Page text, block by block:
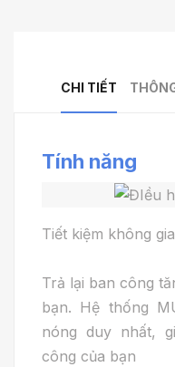
CHI TIẾT
Tính năng
Tiết kiệm không
Trả lại ban công
bạn. Hệ thống
nóng duy nhất,
công của bạn